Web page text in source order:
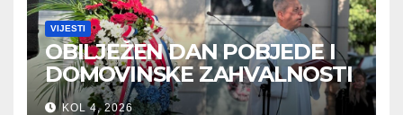
VIJESTI
OBILJEŽEN DAN POBJEDE I
DOMOVINSKE ZAHVALNOSTI
U SVETOJ NEDELJI
KOL 4, 2026